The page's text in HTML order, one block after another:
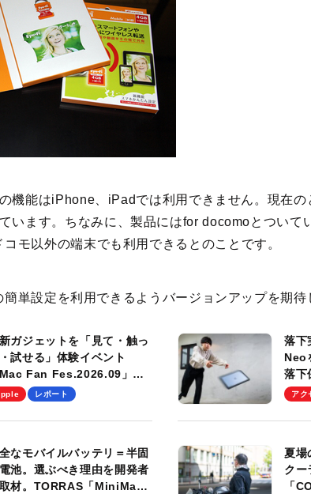
機能はiPhone、iPadでは利用できません。現在の
います。ちなみに、製品にはfor docomoとついて
モ以外の端末でも利用できるとのことです。
単設定を利用できるようバージョンアップを期待
ガジェットを「見て・触っ
試せる」体験イベント
Mac Fan Fes.2026.09」
9月26日（土）に開催しま
レポート
落下
Neo
落下
適！
アク
なモバイルバッテリ＝半固
池。選ぶべき理由を開発者
材。TORRAS「MiniMag
夏場
クー
「